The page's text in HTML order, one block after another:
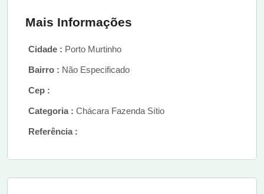
Mais Informações
Cidade : Porto Murtinho
Bairro : Não Especificado
Cep :
Categoria : Chácara Fazenda Sítio
Referência :